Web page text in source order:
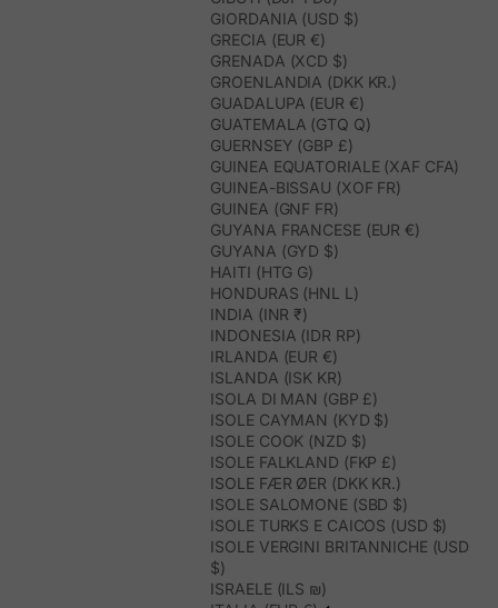
GIORDANIA (USD $)
GRECIA (EUR €)
GRENADA (XCD $)
GROENLANDIA (DKK KR.)
GUADALUPA (EUR €)
GUATEMALA (GTQ Q)
GUERNSEY (GBP £)
GUINEA EQUATORIALE (XAF CFA)
GUINEA-BISSAU (XOF FR)
GUINEA (GNF FR)
GUYANA FRANCESE (EUR €)
GUYANA (GYD $)
HAITI (HTG G)
HONDURAS (HNL L)
INDIA (INR ₹)
INDONESIA (IDR RP)
IRLANDA (EUR €)
ISLANDA (ISK KR)
ISOLA DI MAN (GBP £)
ISOLE CAYMAN (KYD $)
ISOLE COOK (NZD $)
ISOLE FALKLAND (FKP £)
ISOLE FÆR ØER (DKK KR.)
ISOLE SALOMONE (SBD $)
ISOLE TURKS E CAICOS (USD $)
ISOLE VERGINI BRITANNICHE (USD
$)
ISRAELE (ILS ₪)